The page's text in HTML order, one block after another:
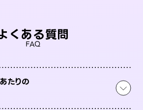
くある質問
FAQ
たりの